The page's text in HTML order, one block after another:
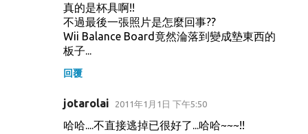
真的是杯具啊!!
不過最後一張照片是怎麼回事??
Wii Balance Board竟然淪落到變成墊東西的
板子...
回覆
jotarolai 2011年1月1日 下午5:50
哈哈....不直接逃掉已很好了...哈哈~~~!!